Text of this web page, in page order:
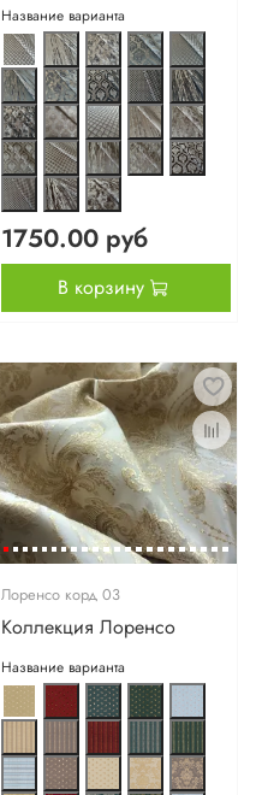
Название варианта
1750.00 руб
В корзину
Лоренсо корд 03
Коллекция Лоренсо
Название варианта